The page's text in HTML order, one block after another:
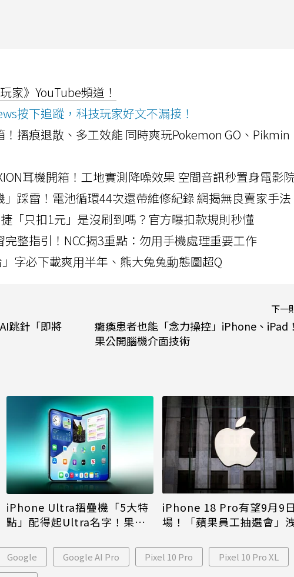
家》YouTube頻道！
按下追蹤，科技玩家好文不漏接！
！摺痕退散、多工效能 同時爽玩Pokemon GO、Pikmin
耳機開箱！工地實測降噪效果 空間音訊秒置身電影
踩雷！電池循環44次還帶維修紀錄 網揭無良賣家手法
「只扣1元」是沒刷到嗎？官方曝扣款規則秒懂
整指引！NCC揭3重點：勿用手機處理重要工作
字必下載爽用半年、熊大兔兔動態圖超Q
跳針「即將
下一
癱瘓患者也能「念力操控」iPhone、iPad
果公開腦機介面技術
iPhone Ultra摺疊機「5大特
點」配得起Ultra名字！果粉
iPhone 18 Pro有望9月9
場！「蘋果員工抽選會」
Google Google AI Pro Pixel 10 Pro Pixel 10 Pro XL